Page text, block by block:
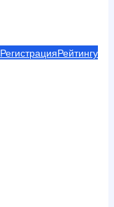
РегистрацияРейтингу